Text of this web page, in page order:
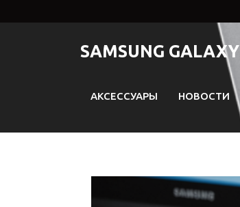
к
SAMSUNG GALAXY
АКСЕССУАРЫ НОВОСТИ